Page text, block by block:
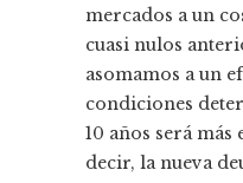
mercados a un
cuasi nulos
asomamos a un
condiciones
10 años será
decir, la nueva